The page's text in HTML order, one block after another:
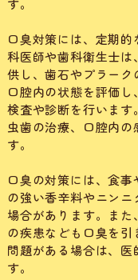
す。
口臭対策には、定期
科医師や歯科衛生士
供し、歯石やプラー
口腔内の状態を評価
検査や診断を行いま
虫歯の治療、口腔内
す。
口臭の対策には、食
の強い香辛料やニン
場合があります。ま
の疾患なども口臭を
問題がある場合は、
す。